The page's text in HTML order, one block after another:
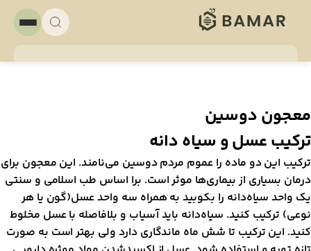
دوسین
عسل و سیاه دانه
این دو ماده را عموم مردم دوسین می‌نامند. این معجون برای
بسیاری از بیماری‌ها موثر است. برا اساس طب اسلامی و سنتی
واحد سیاه‌دانه را بکوبید به همراه سه واحد عسل(گون یا هر
ترکیب کنید. سیاه‌دانه باید آسیاب و بلافاصله با عسل مخلوط
این ترکیب تا شش ماه ماندگاری دارد ولی بهتر است به صورت